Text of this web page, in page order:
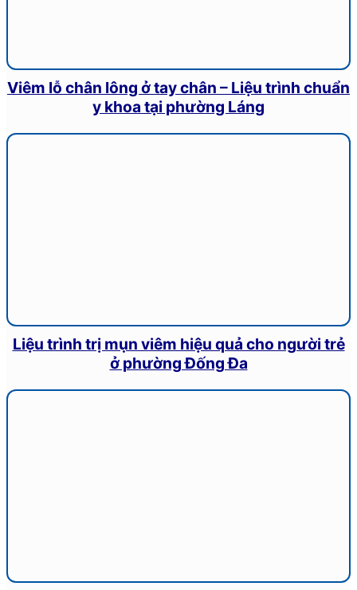
Viêm lỗ chân lông ở tay chân – Liệu trình chuẩn
y khoa tại phường Láng
Liệu trình trị mụn viêm hiệu quả cho người trẻ
ở phường Đống Đa